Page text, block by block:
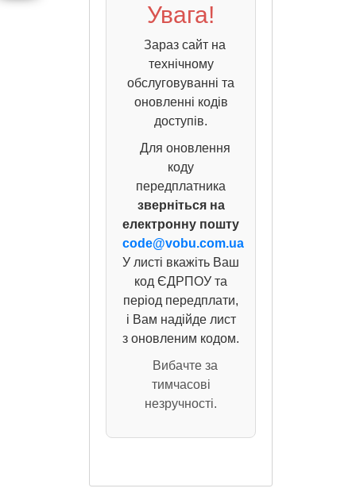
Увага!
Зараз сайт на
технічному
обслуговуванні та
оновленні кодів
доступів.
Для оновлення
коду
передплатника
зверніться на
електронну пошту
code@vobu.com.ua
У листі вкажіть Ваш
код ЄДРПОУ та
період передплати,
і Вам надійде лист
з оновленим кодом.
Вибачте за
тимчасові
незручності.